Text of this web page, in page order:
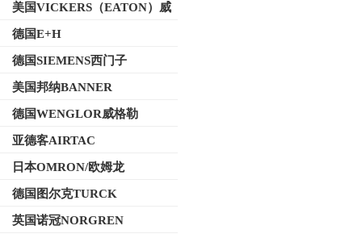
美国VICKERS（EATON）威
格士
德国E+H
德国SIEMENS西门子
美国邦纳BANNER
德国WENGLOR威格勒
亚德客AIRTAC
日本OMRON/欧姆龙
德国图尔克TURCK
英国诺冠NORGREN